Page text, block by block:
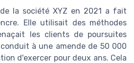
la société XYZ en 2021 a fait
Elle utilisait des méthodes
les clients de poursuites
à une amende de 50 000
d'exercer pour deux ans. Cela